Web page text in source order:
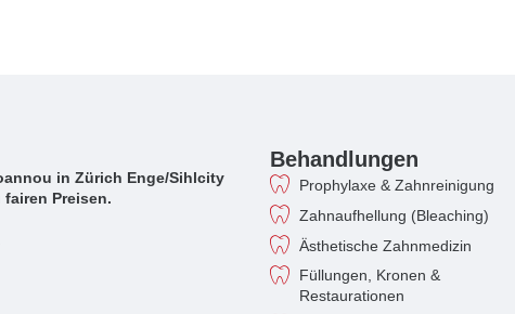
in Zürich Enge/Sihlcity
Preisen.
Behandlungen
Prophylaxe & Zahnreinigung
Zahnaufhellung (Bleaching)
Ästhetische Zahnmedizin
Füllungen, Kronen &
Restaurationen